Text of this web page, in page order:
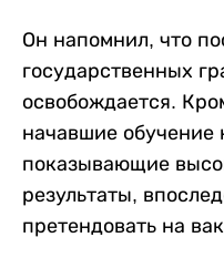
Он напомнил, что
государственных
освобождается.
начавшие обучение
показывающие
результаты,
претендовать на